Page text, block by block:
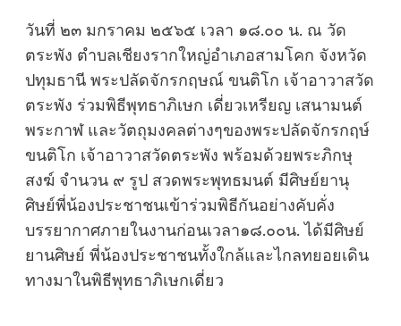
วันที่ ๒๓ มกราคม ๒๕๖๕ เวลา ๑๘.๐๐ น. ณ วัด
ตระพัง ตำบลเชียงรากใหญ่อำเภอสามโคก จังหวัด
ปทุมธานี พระปลัดจักรกฤษณ์ ขนติโก เจ้าอาวาสวัด
ตระพัง ร่วมพิธีพุทธาภิเษก เดี่ยวเหรียญ เสนามนต์
พระกาฬ และวัตถุมงคลต่างๆของพระปลัดจักรกฤษ์
ขนติโก เจ้าอาวาสวัดตระพัง พร้อมด้วยพระภิกษุ
สงฆ์ จำนวน ๙ รูป สวดพระพุทธมนต์ มีศิษย์ยานุ
ศิษย์พี่น้องประชาชนเข้าร่วมพิธีกันอย่างคับคั่ง
บรรยากาศภายในงานก่อนเวลา๑๘.๐๐น. ได้มีศิษย์
ยานศิษย์ พี่น้องประชาชนทั้งใกล้และไกลทยอยเดิน
ทางมาในพิธีพุทธาภิเษกเดี่ยว